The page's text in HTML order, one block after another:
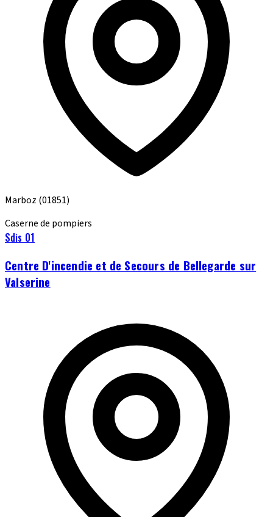
Marboz (01851)
Caserne de pompiers
Sdis 01
Centre D'incendie et de Secours de Bellegarde sur
Valserine